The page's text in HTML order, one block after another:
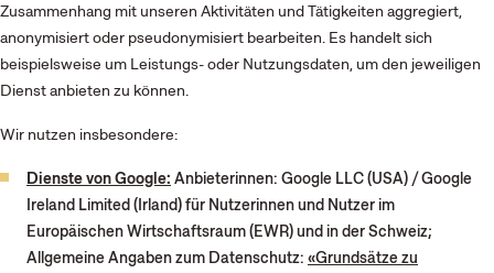
Zusammenhang mit unseren Aktivitäten und Tätigkeiten aggregiert,
anonymisiert oder pseudonymisiert bearbeiten. Es handelt sich
beispielsweise um Leistungs- oder Nutzungsdaten, um den jeweiligen
Dienst anbieten zu können.
Wir nutzen insbesondere:
Dienste von Google: Anbieterinnen: Google LLC (USA) / Google
Ireland Limited (Irland) für Nutzerinnen und Nutzer im
Europäischen Wirtschaftsraum (EWR) und in der Schweiz;
Allgemeine Angaben zum Datenschutz: «Grundsätze zu